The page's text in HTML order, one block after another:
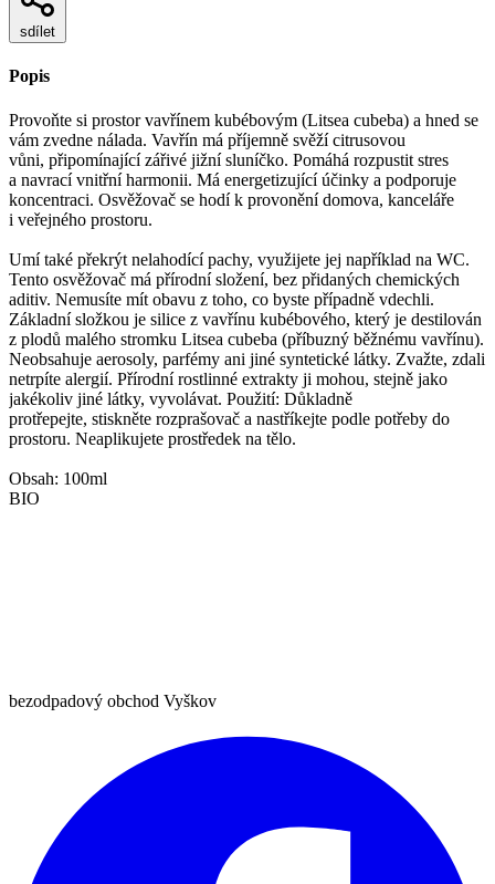
sdílet
Popis
Provoňte si prostor vavřínem kubébovým (Litsea cubeba) a hned se
vám zvedne nálada. Vavřín má příjemně svěží citrusovou
vůni, připomínající zářivé jižní sluníčko. Pomáhá rozpustit stres
a navrací vnitřní harmonii. Má energetizující účinky a podporuje
koncentraci. Osvěžovač se hodí k provonění domova, kanceláře
i veřejného prostoru.
Umí také překrýt nelahodící pachy, využijete jej například na WC.
Tento osvěžovač má přírodní složení, bez přidaných chemických
aditiv. Nemusíte mít obavu z toho, co byste případně vdechli.
Základní složkou je silice z vavřínu kubébového, který je destilován
z plodů malého stromku Litsea cubeba (příbuzný běžnému vavřínu).
Neobsahuje aerosoly, parfémy ani jiné syntetické látky. Zvažte, zdali
netrpíte alergií. Přírodní rostlinné extrakty ji mohou, stejně jako
jakékoliv jiné látky, vyvolávat. Použití: Důkladně
protřepejte, stiskněte rozprašovač a nastříkejte podle potřeby do
prostoru. Neaplikujete prostředek na tělo.
Obsah: 100ml
BIO
bezodpadový obchod Vyškov